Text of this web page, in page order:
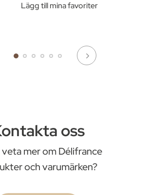
Lägg till mina favoriter
oss
veta mer om Délifrance
och varumärken?